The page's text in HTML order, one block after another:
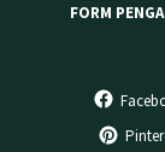
FORM